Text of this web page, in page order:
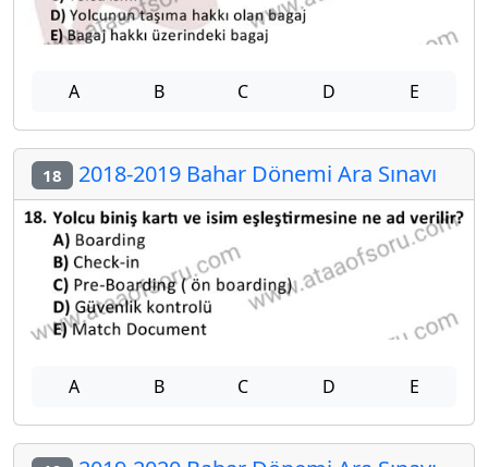
A B C D E
18 2018-2019 Bahar Dönemi Ara Sınavı
A B C D E